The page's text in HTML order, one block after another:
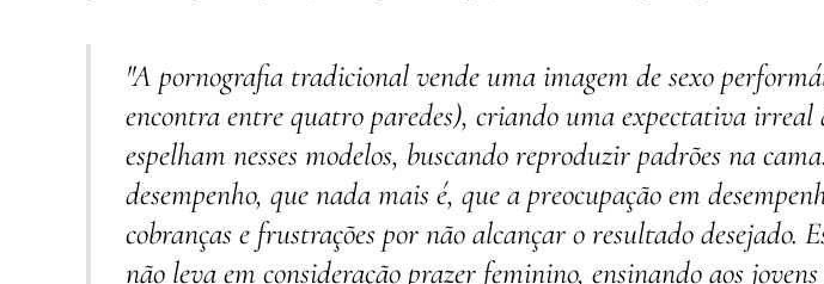
"A pornografia tradicional vende uma imagem de sexo
encontra entre quatro paredes), criando uma expectativa irreal
espelham nesses modelos, buscando reproduzir padrões na
desempenho, que nada mais é, que a preocupação em
cobranças e frustrações por não alcançar o resultado desejado.
não leva em consideração prazer feminino, ensinando aos